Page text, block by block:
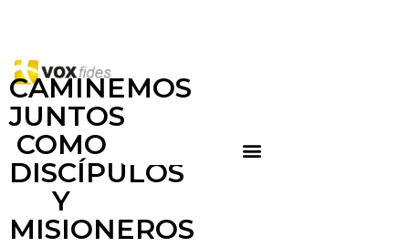
CAMINEMOS
JUNTOS
COMO
DISCÍPULOS
Y
MISIONEROS